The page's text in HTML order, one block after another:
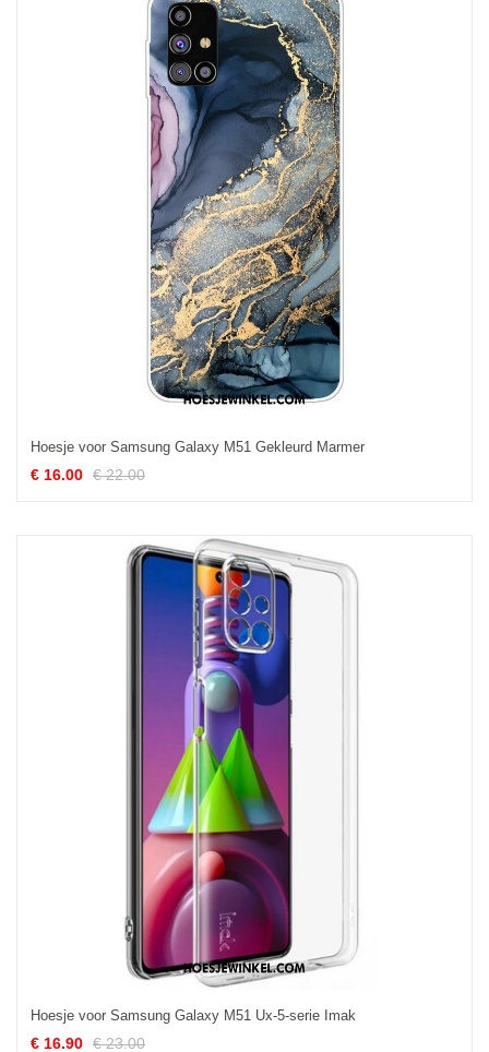
Hoesje voor Samsung Galaxy M51 Gekleurd Marmer
€ 16.00 € 22.00
Hoesje voor Samsung Galaxy M51 Ux-5-serie Imak
€ 16.90 € 23.00